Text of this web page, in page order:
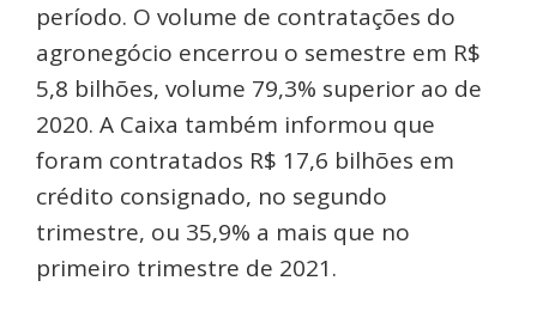
período. O volume de contratações do
agronegócio encerrou o semestre em R$
5,8 bilhões, volume 79,3% superior ao de
2020. A Caixa também informou que
foram contratados R$ 17,6 bilhões em
crédito consignado, no segundo
trimestre, ou 35,9% a mais que no
primeiro trimestre de 2021.